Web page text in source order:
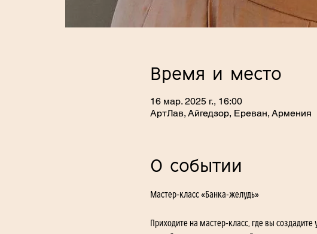
Время и место
16 мар. 2025 г., 16:00
АртЛав, Айгедзор, Ереван, Армения
О событии
Мастер-класс «Банка-желудь»
Приходите на мастер-класс, где вы